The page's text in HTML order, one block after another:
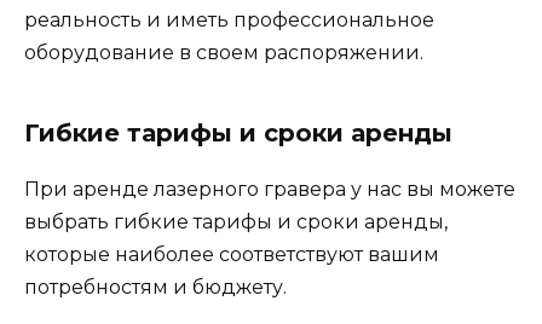
реальность и иметь профессиональное
оборудование в своем распоряжении.
Гибкие тарифы и сроки аренды
При аренде лазерного гравера у нас вы можете
выбрать гибкие тарифы и сроки аренды,
которые наиболее соответствуют вашим
потребностям и бюджету.